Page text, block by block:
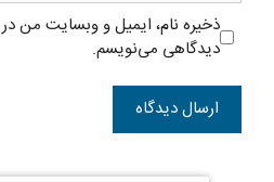
ذخیره نام، ایمیل و وبسایت من در
دیدگاهی می‌نویسم.